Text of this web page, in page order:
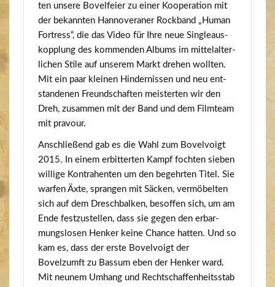
ten unse­re Bovel­fei­er zu einer Koope­ra­ti­on mit
der bekann­ten Han­no­ve­ra­ner Rock­band „Human
Fort­ress“, die das Video für Ihre neue Sin­gle­aus­
kopp­lung des kom­men­den Albums im mit­tel­al­ter­
li­chen Sti­le auf unse­rem Markt dre­hen woll­ten.
Mit ein paar klei­nen Hin­der­nis­sen und neu ent­
stan­de­nen Freund­schaf­ten meis­ter­ten wir den
Dreh, zusam­men mit der Band und dem Film­team
mit pravour.
Anschlie­ßend gab es die Wahl zum Bovel­voigt
2015. In einem erbit­ter­ten Kampf foch­ten sie­ben
wil­li­ge Kon­tra­hen­ten um den begehr­ten Titel. Sie
war­fen Äxte, spran­gen mit Säcken, ver­mö­bel­ten
sich auf dem Dresch­bal­ken, besof­fen sich, um am
Ende fest­zu­stel­len, dass sie gegen den erbar­
mungs­lo­sen Hen­ker kei­ne Chan­ce hat­ten. Und so
kam es, dass der ers­te Bovel­voigt der
Bovelzumft zu Bas­sum eben der Hen­ker ward.
Mit neu­nem Umhang und Recht­schaf­fen­heits­stab